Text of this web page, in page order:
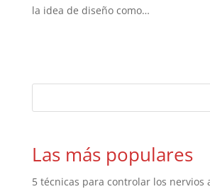
la idea de diseño como…
Las más populares
5 técnicas para controlar los nervios